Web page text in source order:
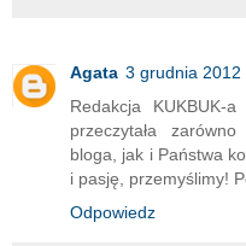
Agata 3 grudnia 2012
Redakcja KUKBUK-
przeczytała
bloga, jak i Państwa
i pasję, przemyślimy!
Odpowiedz